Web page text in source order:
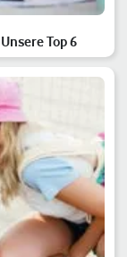
Top 6